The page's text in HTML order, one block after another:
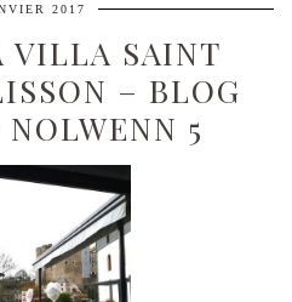
2017
VILLA SAINT
– BLOG
5